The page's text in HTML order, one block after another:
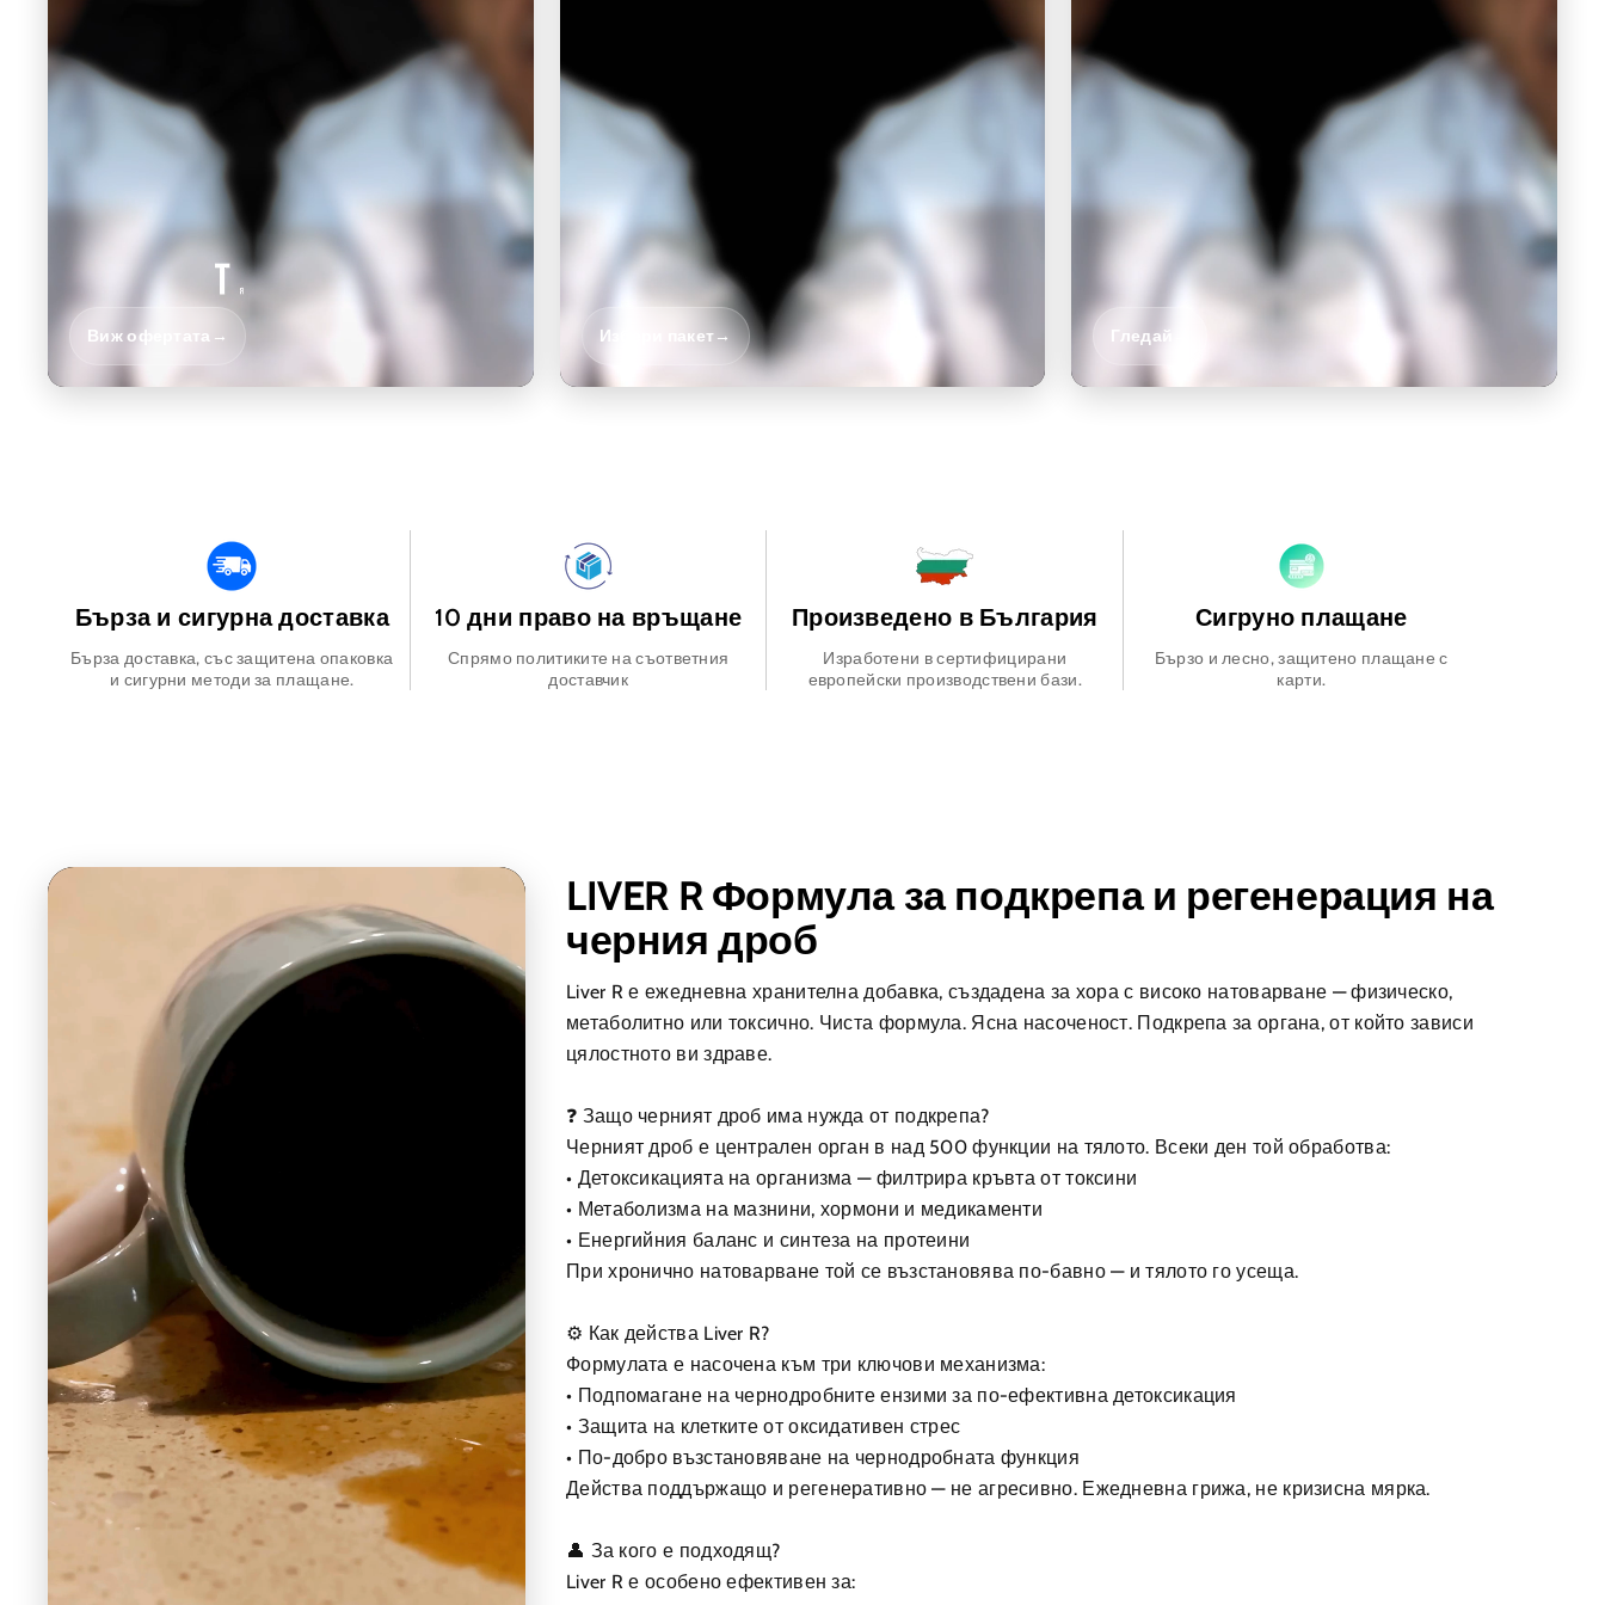
Виж офертата → Избери пакет→ Гледай
Бърза и сигурна доставка
Бърза доставка, със защитена опаковка
и сигурни методи за плащане.
10 дни право на връщане
Спрямо политиките на съответния
доставчик
Произведено в България
Изработени в сертифицирани
европейски производствени бази.
Сигруно плащане
Бързо и лесно, защитено плащане с
карти.
LIVER R Формула за подкрепа и регенерация на
черния дроб
Liver R е ежедневна хранителна добавка, създадена за хора с високо натоварване — физическо,
метаболитно или токсично. Чиста формула. Ясна насоченост. Подкрепа за органа, от който зависи
цялостното ви здраве.
❓ Защо черният дроб има нужда от подкрепа?
Черният дроб е централен орган в над 500 функции на тялото. Всеки ден той обработва:
• Детоксикацията на организма — филтрира кръвта от токсини
• Метаболизма на мазнини, хормони и медикаменти
• Енергийния баланс и синтеза на протеини
При хронично натоварване той се възстановява по-бавно — и тялото го усеща.
⚙️ Как действа Liver R?
Формулата е насочена към три ключови механизма:
• Подпомагане на чернодробните ензими за по-ефективна детоксикация
• Защита на клетките от оксидативен стрес
• По-добро възстановяване на чернодробната функция
Действа поддържащо и регенеративно — не агресивно. Ежедневна грижа, не кризисна мярка.
👤 За кого е подходящ?
Liver R е особено ефективен за: